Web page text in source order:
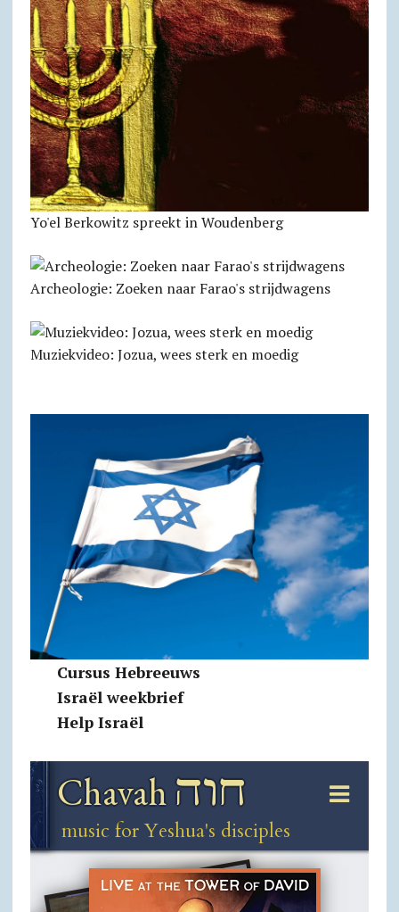
Yo'el Berkowitz spreekt in Woudenberg
Archeologie: Zoeken naar Farao's strijdwagens
Muziekvideo: Jozua, wees sterk en moedig
Cursus Hebreeuws
Israël weekbrief
Help Israël